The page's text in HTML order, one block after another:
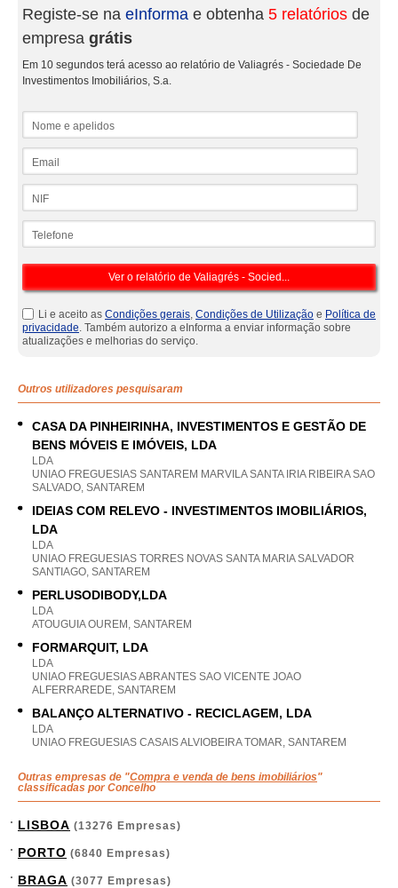
Registe-se na eInforma e obtenha 5 relatórios de
empresa grátis
Em 10 segundos terá acesso ao relatório de Valiagrés - Sociedade De
Investimentos Imobiliários, S.a.
Li e aceito as Condições gerais, Condições de Utilização e Política de
privacidade. Também autorizo a eInforma a enviar informação sobre
atualizações e melhorias do serviço.
Outros utilizadores pesquisaram
CASA DA PINHEIRINHA, INVESTIMENTOS E GESTÃO DE
BENS MÓVEIS E IMÓVEIS, LDA
LDA
UNIAO FREGUESIAS SANTAREM MARVILA SANTA IRIA RIBEIRA SAO
SALVADO, SANTAREM
IDEIAS COM RELEVO - INVESTIMENTOS IMOBILIÁRIOS,
LDA
LDA
UNIAO FREGUESIAS TORRES NOVAS SANTA MARIA SALVADOR
SANTIAGO, SANTAREM
PERLUSODIBODY,LDA
LDA
ATOUGUIA OUREM, SANTAREM
FORMARQUIT, LDA
LDA
UNIAO FREGUESIAS ABRANTES SAO VICENTE JOAO
ALFERRAREDE, SANTAREM
BALANÇO ALTERNATIVO - RECICLAGEM, LDA
LDA
UNIAO FREGUESIAS CASAIS ALVIOBEIRA TOMAR, SANTAREM
Outras empresas de "Compra e venda de bens imobiliários"
classificadas por Concelho
LISBOA (13276 Empresas)
PORTO (6840 Empresas)
BRAGA (3077 Empresas)